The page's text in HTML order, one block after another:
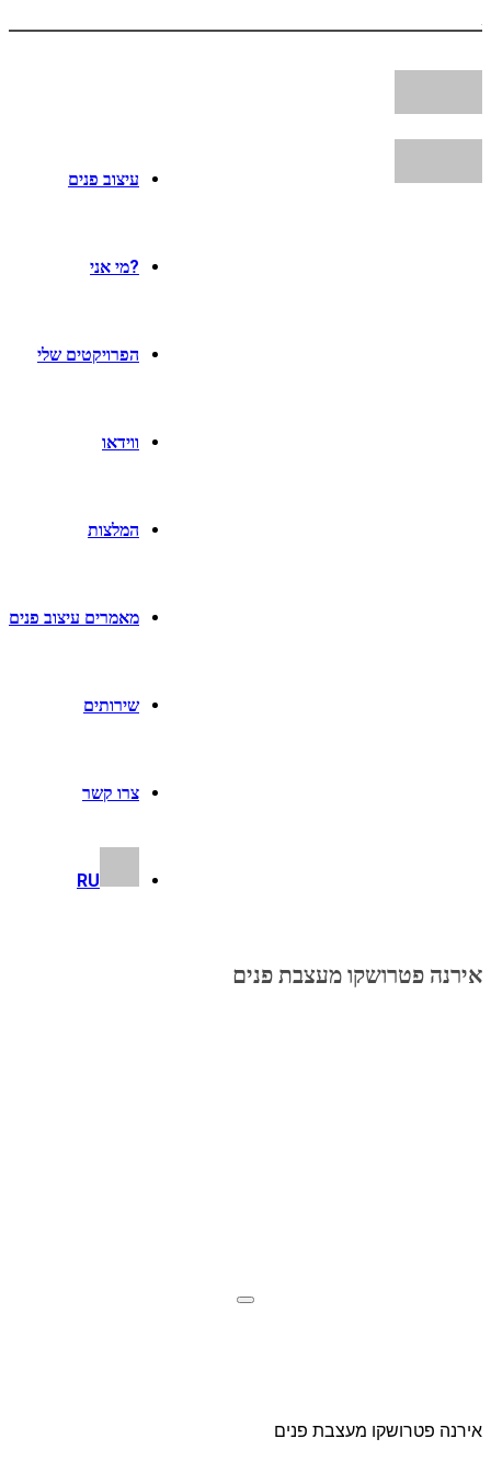
עיצוב פנים
?מי אני
הפרויקטים שלי
ווידאו
המלצות
מאמרים עיצוב פנים
שירותים
צרו קשר
RU
אירנה פטרושקו מעצבת פנים
אירנה פטרושקו מעצבת פנים